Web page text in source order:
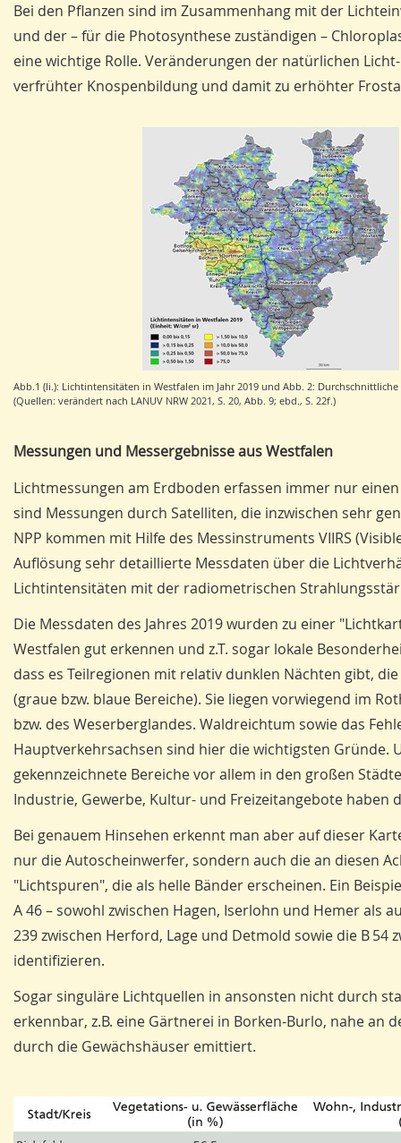
Bei den Pflanzen sind im Zusammenhang mit der
und der – für die Photosynthese zuständigen –
eine wichtige Rolle. Veränderungen der natürlichen
verfrühter Knospenbildung und damit zu erhöhter
Abb.1 (li.): Lichtintensitäten in Westfalen im Jahr 2019 und Abb. 2:
(Quellen: verändert nach LANUV NRW 2021, S. 20, Abb. 9; ebd., S. 22f.)
Messungen und Messergebnisse aus Westfalen
Lichtmessungen am Erdboden erfassen immer nur
sind Messungen durch Satelliten, die inzwischen sehr
NPP kommen mit Hilfe des Messinstruments VIIRS
Auflösung sehr detaillierte Messdaten über die
Lichtintensitäten mit der radiometrischen
Die Messdaten des Jahres 2019 wurden zu einer
Westfalen gut erkennen und z.T. sogar lokale
dass es Teilregionen mit relativ dunklen Nächten gibt,
(graue bzw. blaue Bereiche). Sie liegen vorwiegend im
bzw. des Weserberglandes. Waldreichtum sowie das
Hauptverkehrsachsen sind hier die wichtigsten
gekennzeichnete Bereiche vor allem in den großen
Industrie, Gewerbe, Kultur- und Freizeitangebote
Bei genauem Hinsehen erkennt man aber auf dieser
nur die Autoscheinwerfer, sondern auch die an diesen
"Lichtspuren", die als helle Bänder erscheinen. Ein
A 46 – sowohl zwischen Hagen, Iserlohn und Hemer als
239 zwischen Herford, Lage und Detmold sowie die B 54
identifizieren.
Sogar singuläre Lichtquellen in ansonsten nicht durch
erkennbar, z.B. eine Gärtnerei in Borken-Burlo, nahe an
durch die Gewächshäuser emittiert.